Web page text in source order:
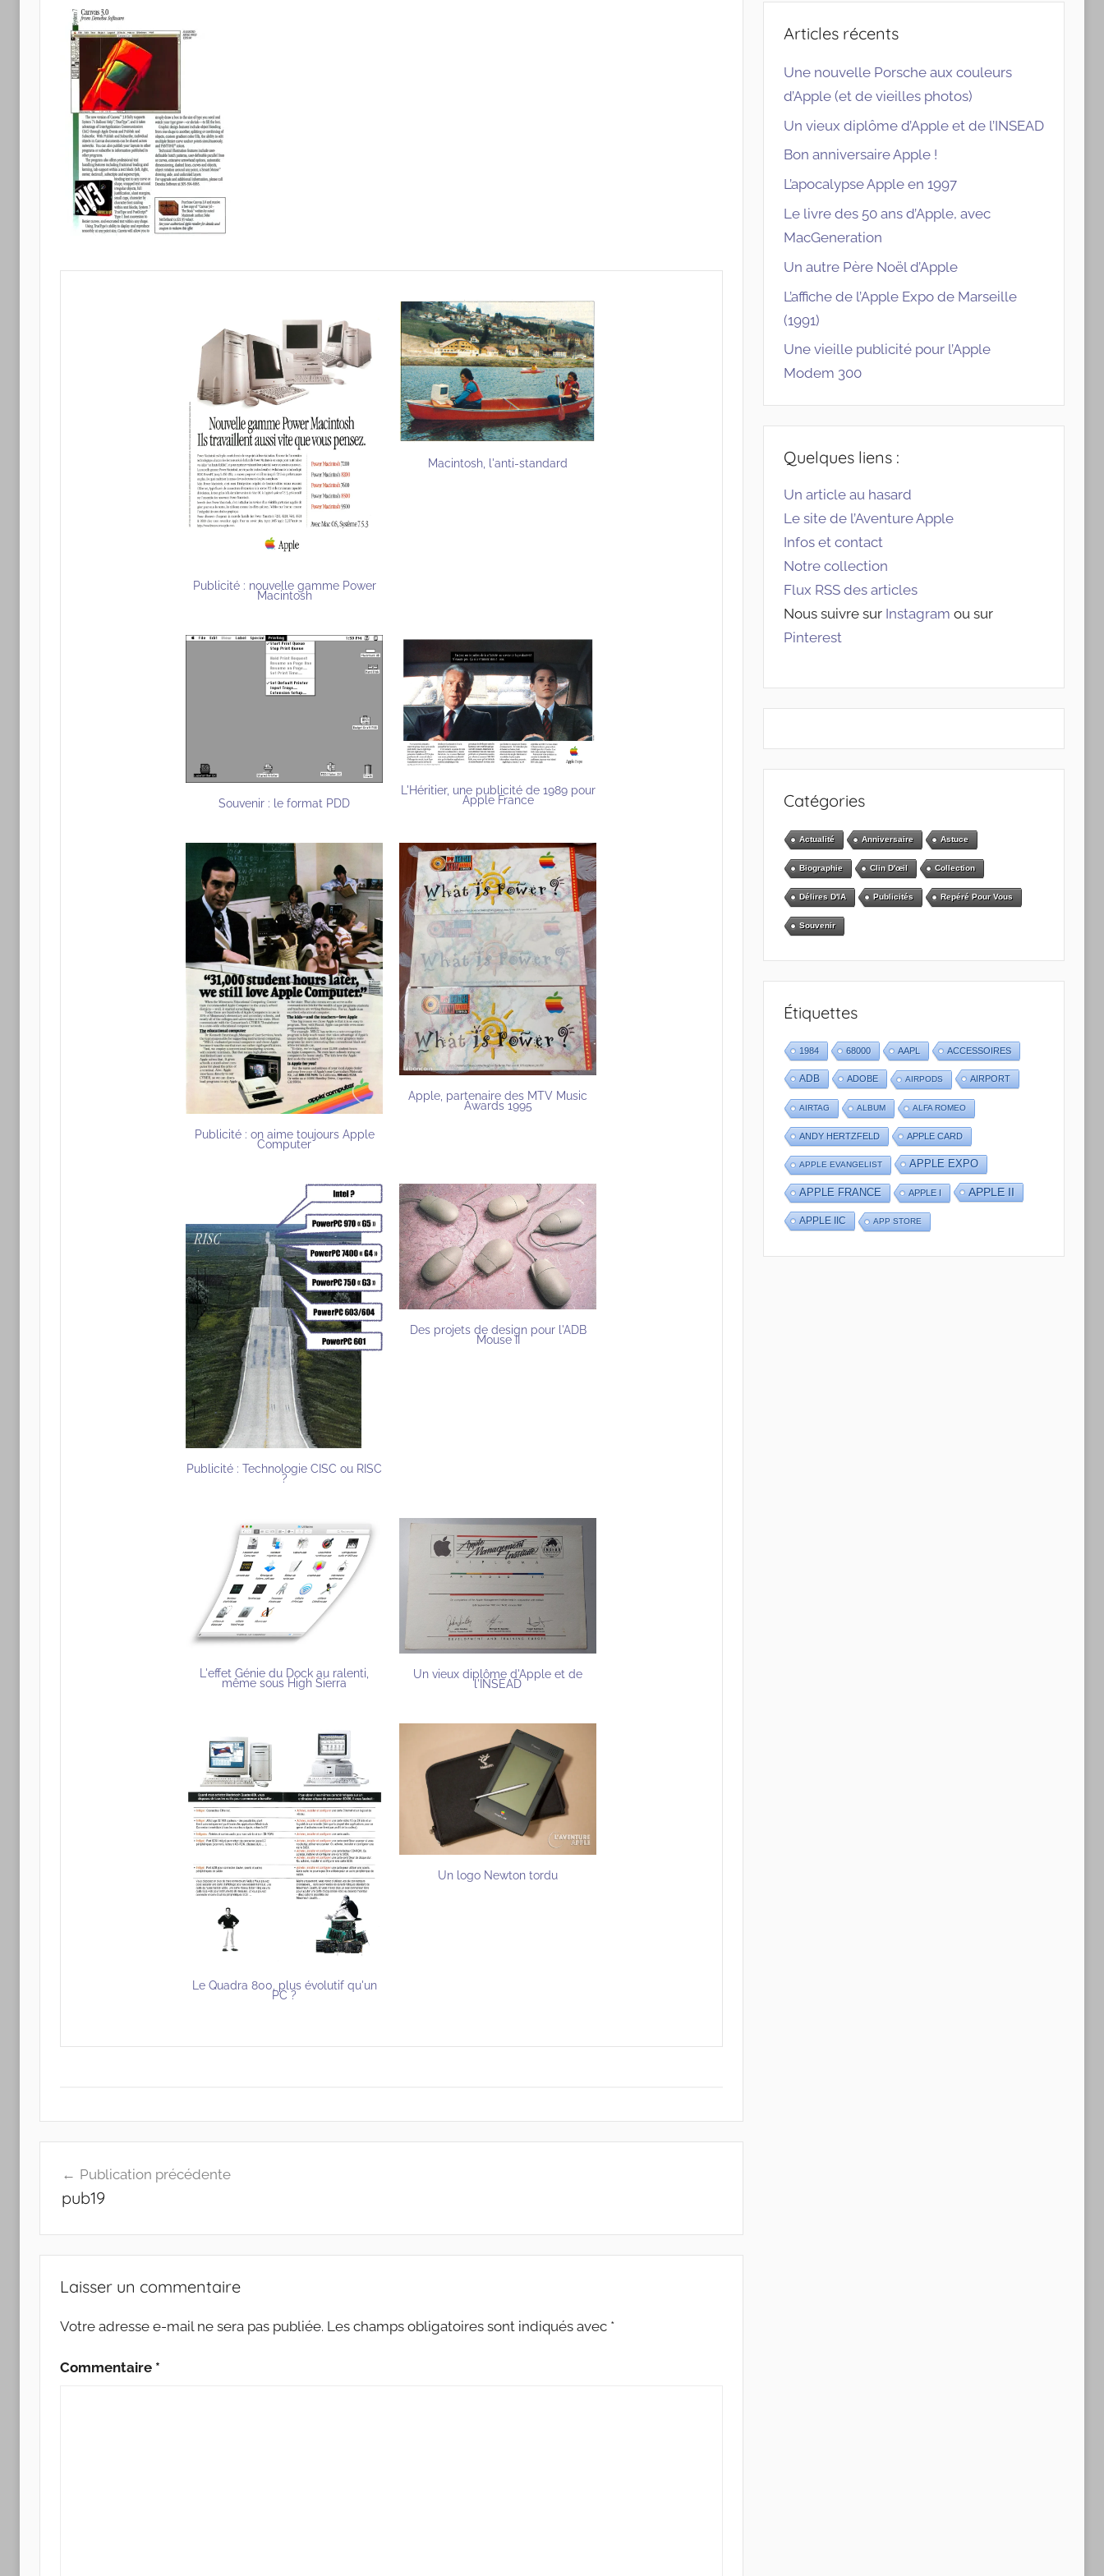
Apple
Publicité : nouvelle gamme Power
Macintosh
Macintosh, l'anti-standard
Souvenir : le format PDD
L'Héritier, une publicité de 1989 pour
Apple France
Publicité : on aime toujours Apple
Computer
Apple, partenaire des MTV Music
Awards 1995
Publicité : Technologie CISC ou RISC
?
Des projets de design pour l'ADB
Mouse II
L'effet Génie du Dock au ralenti,
même sous High Sierra
Un vieux diplôme d'Apple et de
l'INSEAD
Le Quadra 800, plus évolutif qu'un
PC ?
Un logo Newton tordu
de
l’article
Publication précédente
pub19
Laisser un commentaire
Votre adresse e-mail ne sera pas publiée. Les champs obligatoires sont indiqués avec *
Commentaire *
Articles récents
Une nouvelle Porsche aux couleurs
d’Apple (et de vieilles photos)
Un vieux diplôme d’Apple et de l’INSEAD
Bon anniversaire Apple !
L’apocalypse Apple en 1997
Le livre des 50 ans d’Apple, avec
MacGeneration
Un autre Père Noël d’Apple
L’affiche de l’Apple Expo de Marseille
(1991)
Une vieille publicité pour l’Apple
Modem 300
Quelques liens :
Un article au hasard
Le site de l’Aventure Apple
Infos et contact
Notre collection
Flux RSS des articles
Nous suivre sur Instagram ou sur
Pinterest
Catégories
Actualité Anniversaire Astuce
Biographie Clin D'œil Collection
Délires D'IA Publicités Repéré Pour Vous
Souvenir
Étiquettes
1984 68000 AAPL ACCESSOIRES
ADB ADOBE AIRPODS AIRPORT
AIRTAG ALBUM ALFA ROMEO
ANDY HERTZFELD APPLE CARD
APPLE EVANGELIST APPLE EXPO
APPLE FRANCE APPLE I APPLE II
APPLE IIC APP STORE